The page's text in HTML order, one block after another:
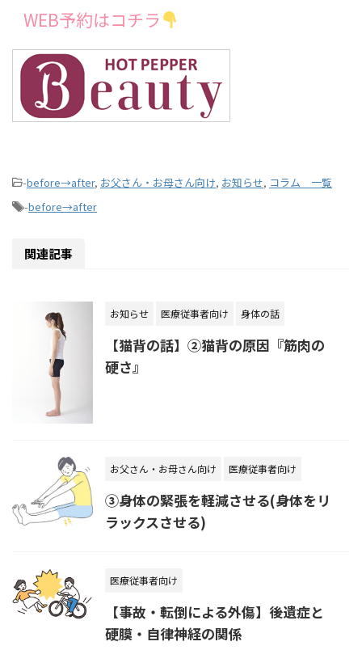
WEB予約はコチラ
-before→after, お父さん・お母さん向け, お知らせ, コラム 一覧
-before→after
関連記事
お知らせ 医療従事者向け 身体の話
【猫背の話】②猫背の原因『筋肉の
硬さ』
お父さん・お母さん向け 医療従事者向け
③身体の緊張を軽減させる(身体をリ
ラックスさせる)
医療従事者向け
【事故・転倒による外傷】後遺症と
硬膜・自律神経の関係